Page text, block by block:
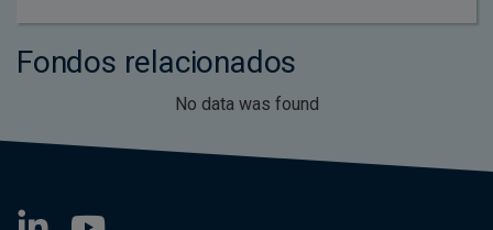
Fondos relacionados
No data was found